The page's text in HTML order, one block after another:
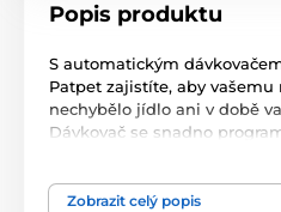
Popis produktu
S automatickým
Patpet zajistíte, aby
nechybělo jídlo ani v době
Dávkovač se snadno
až čtyři jídla denně a až
Zobrazit celý popis